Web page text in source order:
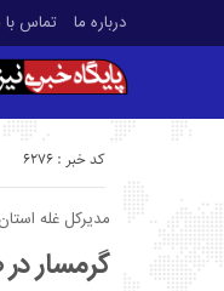
درباره ما تماس با
کد خبر : 6276
مدیرکل غله
گرمسار